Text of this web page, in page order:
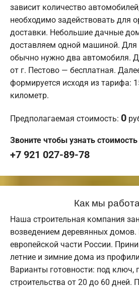
зависит количество
необходимо задействовать для
доставки. Небольшие дачные
доставляем одной машиной. Для
обычно нужно два автомобиля.
от г. Пестово — бесплатная.
формируется исходя из тарифа:
километр.
Предполагаемая стоимость: 0
Звоните чтобы узнать
+7 921 027-89-78
Как мы
Наша строительная компания
возведением деревянных
европейской части России.
летние и зимние дома из
Варианты готовности: под ключ,
строительства от 20 до 60 дней.